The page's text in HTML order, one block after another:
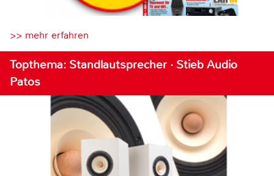
>> mehr erfahren
Topthema: Standlautsprecher · Stieb Audio
Patos